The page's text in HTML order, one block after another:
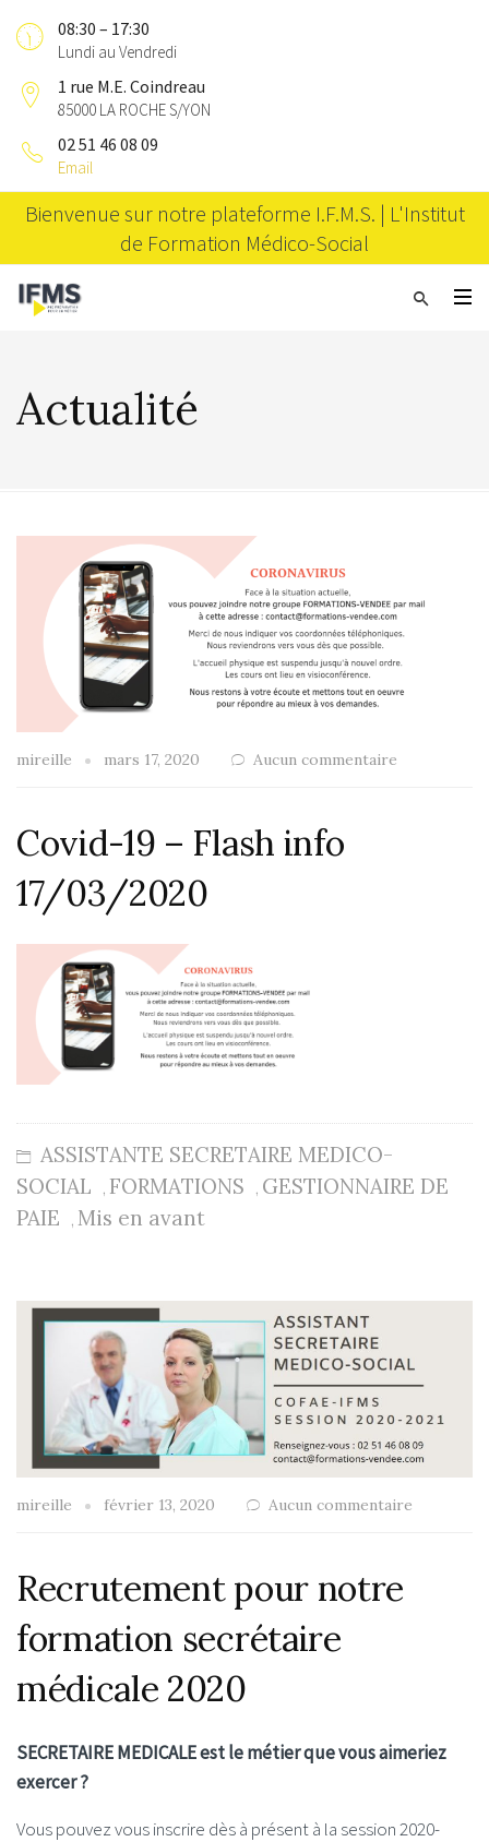
08:30 – 17:30
Lundi au Vendredi
1 rue M.E. Coindreau
85000 LA ROCHE S/YON
02 51 46 08 09
Email
Bienvenue sur notre plateforme I.F.M.S. | L'Institut
de Formation Médico-Social
Actualité
mireille mars 17, 2020 Aucun commentaire
Covid-19 – Flash info
17/03/2020
ASSISTANTE SECRETAIRE MEDICO-
SOCIAL
, FORMATIONS , GESTIONNAIRE DE
PAIE
, Mis en avant
mireille février 13, 2020 Aucun commentaire
Recrutement pour notre
formation secrétaire
médicale 2020
SECRETAIRE MEDICALE est le métier que vous aimeriez
exercer ?
Vous pouvez vous inscrire dès à présent à la session 2020-